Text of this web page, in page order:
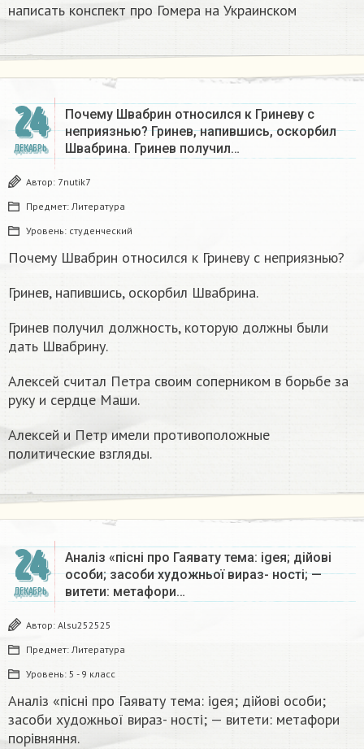
написать конспект про Гомера на Украинском​
24
ДЕКАБРЬ
Почему Швабрин относился к Гриневу с
неприязнью? Гринев, напившись, оскорбил
Швабрина. Гринев получил…
Автор: 7nutik7
Предмет: Литература
Уровень: студенческий
Почему Швабрин относился к Гриневу с неприязнью?
Гринев, напившись, оскорбил Швабрина.
Гринев получил должность, которую должны были
дать Швабрину.
Алексей считал Петра своим соперником в борьбе за
руку и сердце Маши.
Алексей и Петр имели противоположные
политические взгляды.
24
ДЕКАБРЬ
Аналіз «пісні про Гаявату тема: igeя; дійові
особи; засоби художньої вираз- ності; —
витети: метафори…
Автор: Alsu252525
Предмет: Литература
Уровень: 5 - 9 класс
Аналіз «пісні про Гаявату тема: igeя; дійові особи;
засоби художньої вираз- ності; — витети: метафори
порівняння.​